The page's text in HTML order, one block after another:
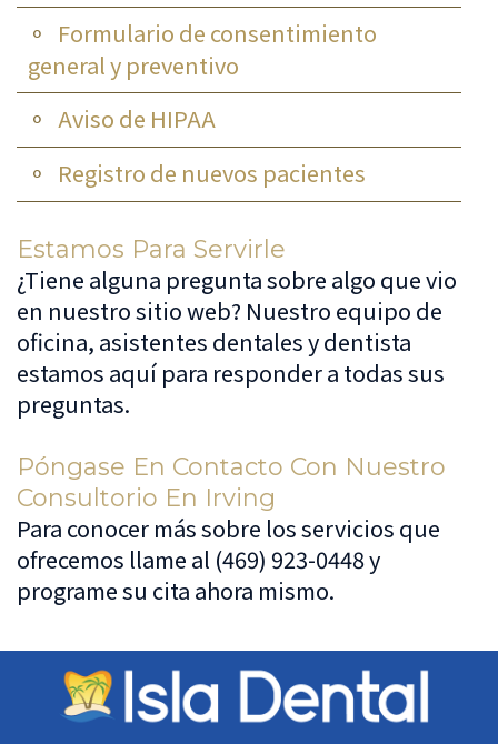
Formulario de consentimiento
general y preventivo
Aviso de HIPAA
Registro de nuevos pacientes
Estamos Para Servirle
¿Tiene alguna pregunta sobre algo que vio
en nuestro sitio web? Nuestro equipo de
oficina, asistentes dentales y dentista
estamos aquí para responder a todas sus
preguntas.
Póngase En Contacto Con Nuestro
Consultorio En Irving
Para conocer más sobre los servicios que
ofrecemos llame al (469) 923-0448y
programe su cita ahora mismo.